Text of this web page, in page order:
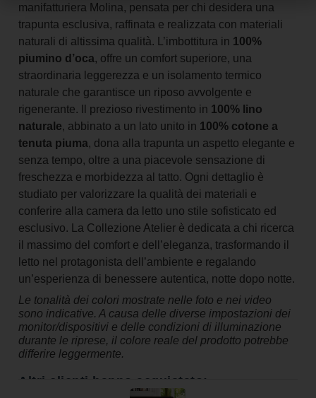
manifatturiera Molina, pensata per chi desidera una
trapunta esclusiva, raffinata e realizzata con materiali
naturali di altissima qualità. L’imbottitura in 100%
piumino d’oca, offre un comfort superiore, una
straordinaria leggerezza e un isolamento termico
naturale che garantisce un riposo avvolgente e
rigenerante. Il prezioso rivestimento in 100% lino
naturale, abbinato a un lato unito in 100% cotone a
tenuta piuma, dona alla trapunta un aspetto elegante e
senza tempo, oltre a una piacevole sensazione di
freschezza e morbidezza al tatto. Ogni dettaglio è
studiato per valorizzare la qualità dei materiali e
conferire alla camera da letto uno stile sofisticato ed
esclusivo. La Collezione Atelier è dedicata a chi ricerca
il massimo del comfort e dell’eleganza, trasformando il
letto nel protagonista dell’ambiente e regalando
un’esperienza di benessere autentica, notte dopo notte.
Le tonalità dei colori mostrate nelle foto e nei video
sono indicative. A causa delle diverse impostazioni dei
monitor/dispositivi e delle condizioni di illuminazione
durante le riprese, il colore reale del prodotto potrebbe
differire leggermente.
Altri clienti hanno acquistato: